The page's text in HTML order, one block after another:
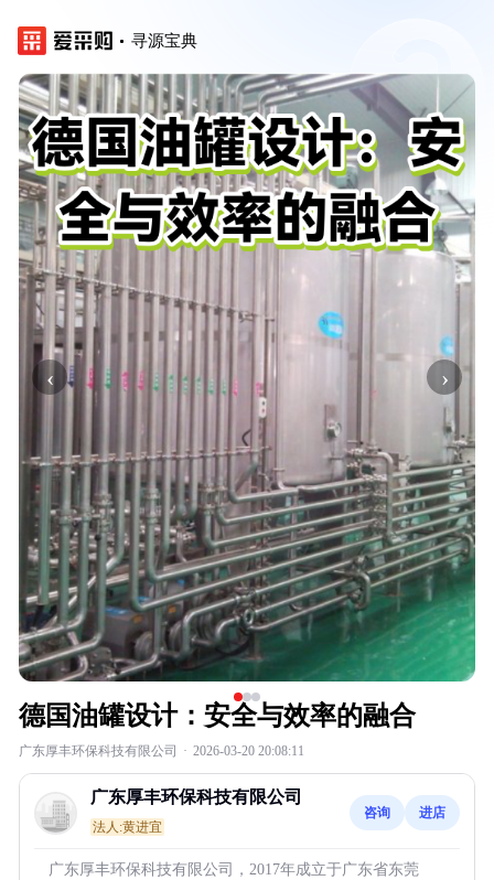
寻源宝典
‹ ›
德国油罐设计：安全与效率的融合
广东厚丰环保科技有限公司 · 2026-03-20 20:08:11
广东厚丰环保科技有限公司
法人:黄进宜
咨询 进店
广东厚丰环保科技有限公司，2017年成立于广东省东莞